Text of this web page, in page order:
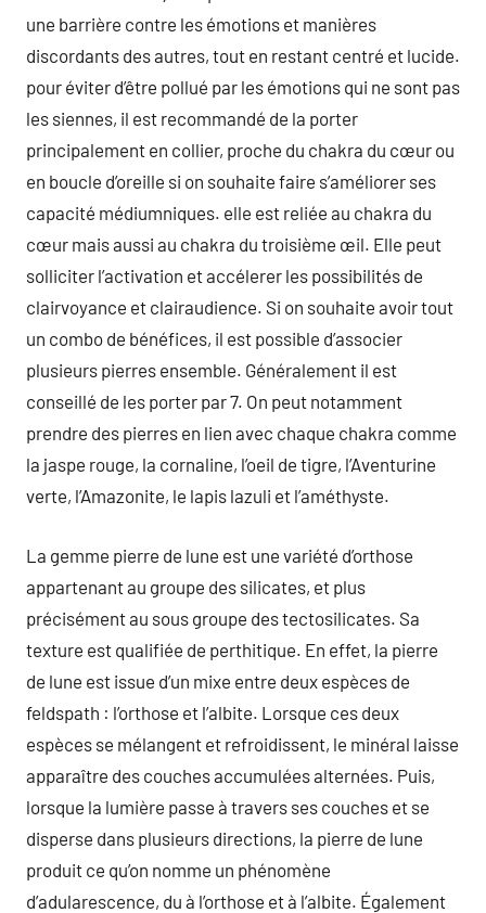
une barrière contre les émotions et manières
discordants des autres, tout en restant centré et lucide.
pour éviter d’être pollué par les émotions qui ne sont pas
les siennes, il est recommandé de la porter
principalement en collier, proche du chakra du cœur ou
en boucle d’oreille si on souhaite faire s’améliorer ses
capacité médiumniques. elle est reliée au chakra du
cœur mais aussi au chakra du troisième œil. Elle peut
solliciter l’activation et accélerer les possibilités de
clairvoyance et clairaudience. Si on souhaite avoir tout
un combo de bénéfices, il est possible d’associer
plusieurs pierres ensemble. Généralement il est
conseillé de les porter par 7. On peut notamment
prendre des pierres en lien avec chaque chakra comme
la jaspe rouge, la cornaline, l’oeil de tigre, l’Aventurine
verte, l’Amazonite, le lapis lazuli et l’améthyste.
La gemme pierre de lune est une variété d’orthose
appartenant au groupe des silicates, et plus
précisément au sous groupe des tectosilicates. Sa
texture est qualifiée de perthitique. En effet, la pierre
de lune est issue d’un mixe entre deux espèces de
feldspath : l’orthose et l’albite. Lorsque ces deux
espèces se mélangent et refroidissent, le minéral laisse
apparaître des couches accumulées alternées. Puis,
lorsque la lumière passe à travers ses couches et se
disperse dans plusieurs directions, la pierre de lune
produit ce qu’on nomme un phénomène
d’adularescence, du à l’orthose et à l’albite. Également